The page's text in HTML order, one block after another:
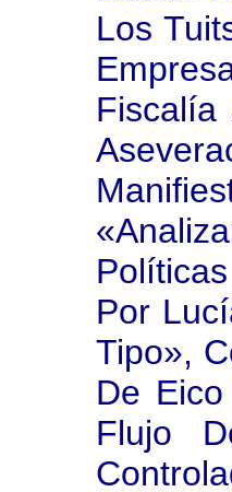
Los
Por
Tipo»,
De
Flujo